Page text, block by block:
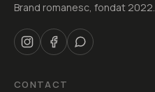
Brand romanesc, fondat 2022.
CONTACT